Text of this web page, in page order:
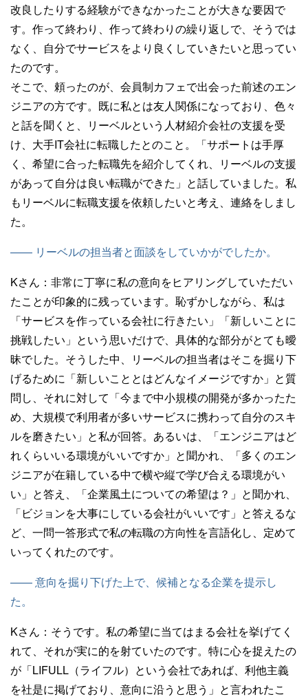
改良したりする経験ができなかったことが大きな要因で
す。作って終わり、作って終わりの繰り返しで、そうでは
なく、自分でサービスをより良くしていきたいと思ってい
たのです。
そこで、頼ったのが、会員制カフェで出会った前述のエン
ジニアの方です。既に私とは友人関係になっており、色々
と話を聞くと、リーベルという人材紹介会社の支援を受
け、大手IT会社に転職したとのこと。「サポートは手厚
く、希望に合った転職先を紹介してくれ、リーベルの支援
があって自分は良い転職ができた」と話していました。私
もリーベルに転職支援を依頼したいと考え、連絡をしまし
た。
—— リーベルの担当者と面談をしていかがでしたか。
Kさん： 非常に丁寧に私の意向をヒアリングしていただい
たことが印象的に残っています。恥ずかしながら、私は
「サービスを作っている会社に行きたい」「新しいことに
挑戦したい」という思いだけで、具体的な部分がとても曖
昧でした。そうした中、リーベルの担当者はそこを掘り下
げるために「新しいこととはどんなイメージですか」と質
問し、それに対して「今まで中小規模の開発が多かったた
め、大規模で利用者が多いサービスに携わって自分のスキ
ルを磨きたい」と私が回答。あるいは、「エンジニアはど
れくらいいる環境がいいですか」と聞かれ、「多くのエン
ジニアが在籍している中で横や縦で学び合える環境がい
い」と答え、「企業風土についての希望は？」と聞かれ、
「ビジョンを大事にしている会社がいいです」と答えるな
ど、一問一答形式で私の転職の方向性を言語化し、定めて
いってくれたのです。
—— 意向を掘り下げた上で、候補となる企業を提示し
た。
Kさん： そうです。私の希望に当てはまる会社を挙げてく
れて、それが実に的を射ていたのです。特に心を捉えたの
が「LIFULL（ライフル）という会社であれば、利他主義
を社是に掲げており、意向に沿うと思う」と言われたこ